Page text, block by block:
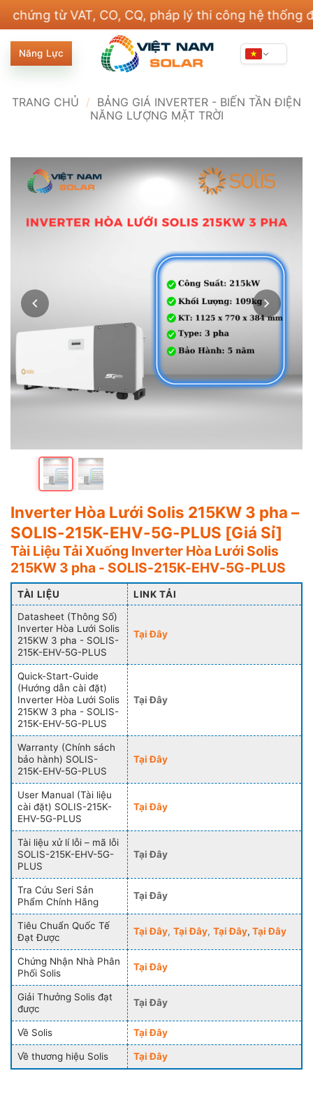
nội
dung
từ VAT, CO, CQ, pháp lý thi công hệ thống điện
Năng Lực
TRANG CHỦ / BẢNG GIÁ INVERTER - BIẾN TẦN ĐIỆN
NĂNG LƯỢNG MẶT TRỜI
Inverter Hòa Lưới Solis 215KW 3 pha –
SOLIS-215K-EHV-5G-PLUS [Giá Sỉ]
Tài Liệu Tải Xuống Inverter Hòa Lưới Solis
215KW 3 pha - SOLIS-215K-EHV-5G-PLUS
TÀI LIỆU
LINK TẢI
Datasheet (Thông Số)
Inverter Hòa Lưới Solis
215KW 3 pha - SOLIS-
215K-EHV-5G-PLUS
Tại Đây
Quick-Start-Guide
(Hướng dẫn cài đặt)
Inverter Hòa Lưới Solis
215KW 3 pha - SOLIS-
215K-EHV-5G-PLUS
Tại Đây
Warranty (Chính sách
bảo hành) SOLIS-
215K-EHV-5G-PLUS
Tại Đây
User Manual (Tài liệu
cài đặt) SOLIS-215K-
EHV-5G-PLUS
Tại Đây
Tài liệu xử lí lỗi – mã lỗi
SOLIS-215K-EHV-5G-
PLUS
Tại Đây
Tra Cứu Seri Sản
Phẩm Chính Hãng
Tại Đây
Tiêu Chuẩn Quốc Tế
Đạt Được
Tại Đây, Tại Đây, Tại Đây, Tại Đây
Chứng Nhận Nhà Phân
Phối Solis
Tại Đây
Giải Thưởng Solis đạt
được
Tại Đây
Về Solis Tại Đây
Về thương hiệu Solis Tại Đây